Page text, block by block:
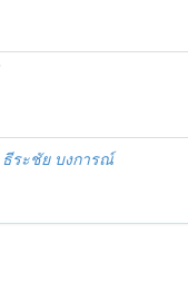
ธีระชัย บงการณ์